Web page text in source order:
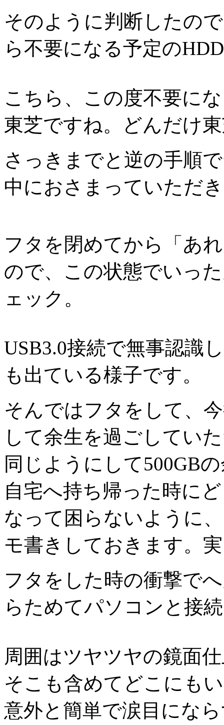
そのように判断したの
ら不要になる予定の
こちら、この度不要に
東芝ですね。どんだけ
さっきまでと逆の手順
中におさまっていただ
フタを閉めてから「あ
ので、この状態でいっ
ェック。
USB3.0接続で無事認識
も出ている様子です。
そんではフタをして、
して余生を過ごしてい
同じようにして500GB
自宅へ持ち帰った時に
なって困らないように
モ書きしておきます。
フタをした時の衝撃で
らためてパソコンと接
周囲はツヤツヤの鏡面
そこも含めてどこにも
意外と簡単で涙目にな